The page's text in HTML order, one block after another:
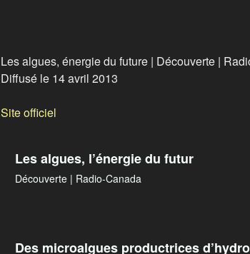
Les algues, énergie du future | Découverte |
Diffusé le 14 avril 2013
Site officiel
Les algues, l’énergie du futur
Découverte | Radio-Canada
Des microalgues productrices